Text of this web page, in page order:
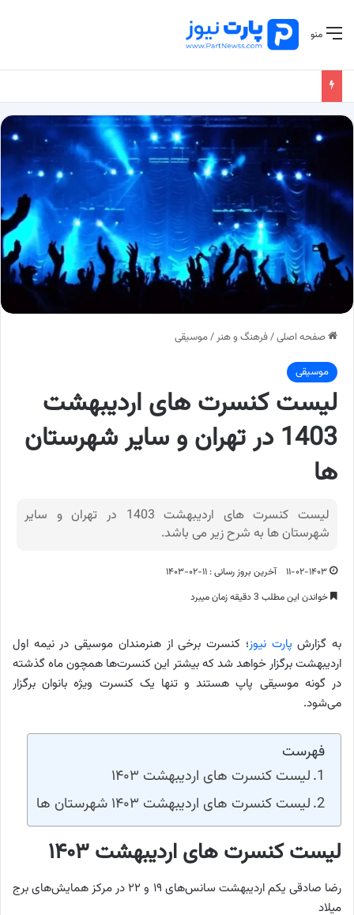
منو
صفحه اصلی/فرهنگ و هنر/موسیقی
موسیقی
لیست کنسرت های اردیبهشت
1403 در تهران و سایر شهرستان
ها
لیست کنسرت های اردیبهشت 1403 در تهران و سایر
شهرستان ها به شرح زیر می باشد.
۱۱-۰۲-۱۴۰۳
آخرین بروز رسانی : ۱۱-۰۲-۱۴۰۳
خواندن این مطلب 3 دقیقه زمان میبرد
به گزارش پارت نیوز؛ کنسرت برخی از هنرمندان موسیقی در نیمه اول
اردیبهشت برگزار خواهد شد که بیشتر این کنسرت‌ها همچون ماه گذشته
در گونه موسیقی پاپ هستند و تنها یک کنسرت ویژه بانوان برگزار
می‌شود.
فهرست
لیست کنسرت های اردیبهشت ۱۴۰۳
لیست کنسرت های اردیبهشت ۱۴۰۳ شهرستان ها
لیست کنسرت های اردیبهشت ۱۴۰۳
رضا صادقی یکم اردیبهشت سانس‌های ۱۹ و ۲۲ در مرکز همایش‌های برج
میلاد